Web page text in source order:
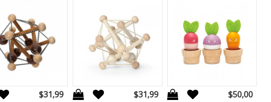
$31,99
$31,99
$50,00